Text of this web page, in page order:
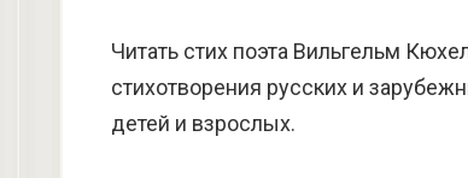
Читать стих поэта Вильгельм
стихотворения русских и
детей и взрослых.